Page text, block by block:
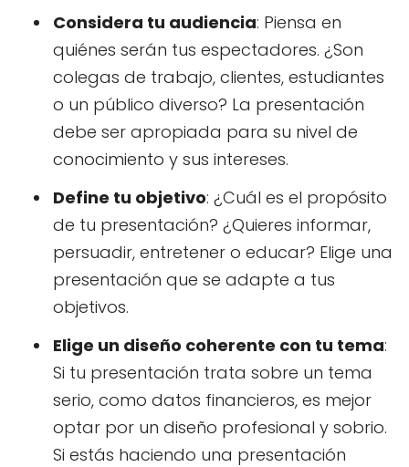
Considera tu audiencia: Piensa en
quiénes serán tus espectadores. ¿Son
colegas de trabajo, clientes, estudiantes
o un público diverso? La presentación
debe ser apropiada para su nivel de
conocimiento y sus intereses.
Define tu objetivo: ¿Cuál es el propósito
de tu presentación? ¿Quieres informar,
persuadir, entretener o educar? Elige una
presentación que se adapte a tus
objetivos.
Elige un diseño coherente con tu tema:
Si tu presentación trata sobre un tema
serio, como datos financieros, es mejor
optar por un diseño profesional y sobrio.
Si estás haciendo una presentación